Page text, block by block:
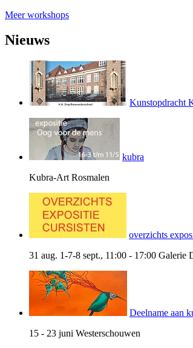
Meer workshops
Nieuws
Kunstopdracht
kubra
Kubra-Art Rosmalen
overzichts
31 aug. 1-7-8 sept., 11:00 - 17:00 Galerie
Deelname aan
15 - 23 juni Westerschouwen